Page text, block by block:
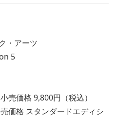
・アーツ
5
売価格 9,800円（税込）
スタンダードエディシ